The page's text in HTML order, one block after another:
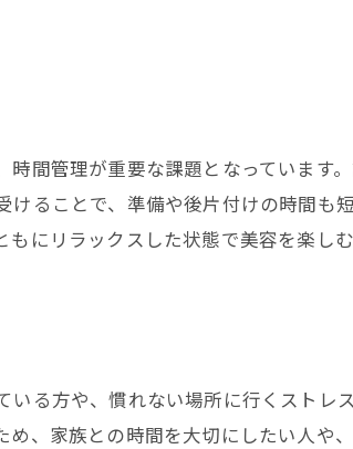
間管理が重要な課題となっています
ることで、準備や後片付けの時間も
にリラックスした状態で美容を楽し
る方や、慣れない場所に行くストレ
、家族との時間を大切にしたい人や